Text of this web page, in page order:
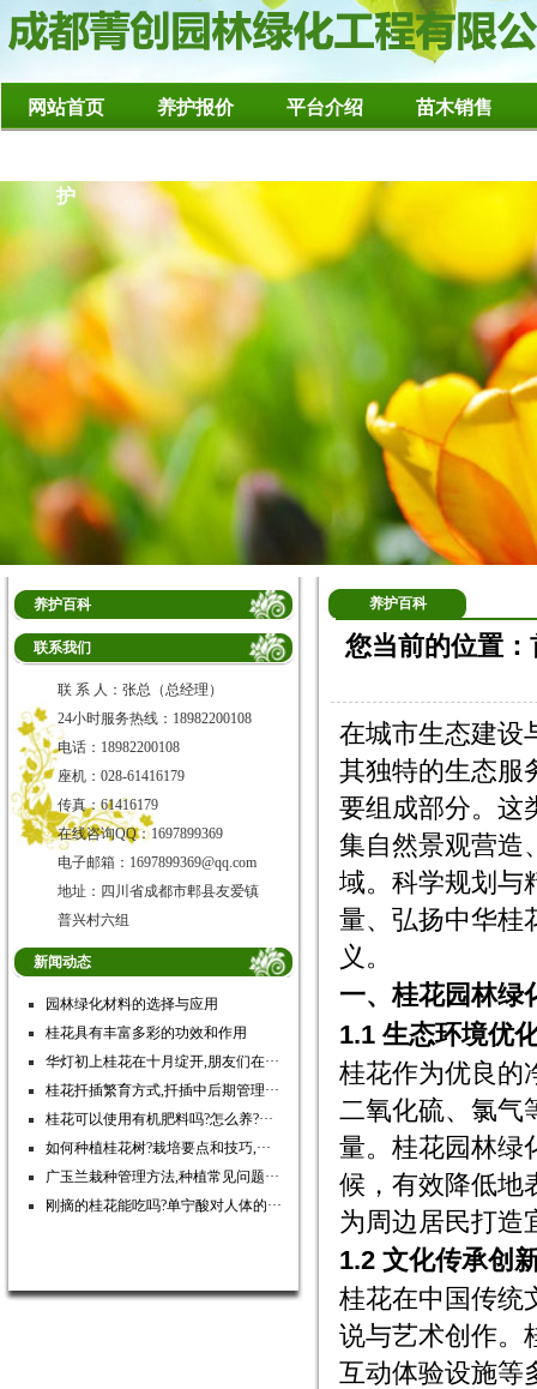
网站首页 养护报价 平台介绍 苗木销售
护
养护百科
联系我们
联 系 人：张总（总经理）
24小时服务热线：18982200108
电话：18982200108
座机：028-61416179
传真：61416179
在线咨询QQ：1697899369
电子邮箱：1697899369@qq.com
地址：四川省成都市郫县友爱镇
普兴村六组
新闻动态
园林绿化材料的选择与应用
桂花具有丰富多彩的功效和作用
华灯初上桂花在十月绽开,朋友们在···
桂花扦插繁育方式,扦插中后期管理···
桂花可以使用有机肥料吗?怎么养?···
如何种植桂花树?栽培要点和技巧,···
广玉兰栽种管理方法,种植常见问题···
刚摘的桂花能吃吗?单宁酸对人体的···
养护百科
您当前的位置：
在城市生态建设
其独特的生态服
要组成部分。这
集自然景观营造
域。科学规划与
量、弘扬中华桂
义。
一、桂花园林绿
1.1 生态环境优
桂花作为优良的
二氧化硫、氯气
量。桂花园林绿
候，有效降低地
为周边居民打造
1.2 文化传承创
桂花在中国传统
说与艺术创作。
互动体验设施等